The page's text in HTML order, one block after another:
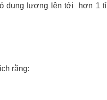
dung lượng lên tới hơn 1 tỉ
rằng: